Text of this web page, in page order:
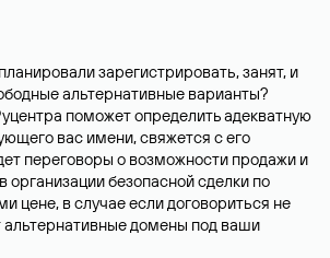
зарегистрировать, занят, и
альтернативные варианты?
поможет определить адекватную
вас имени, свяжется с его
переговоры о возможности продажи и
организации безопасной сделки по
цене, в случае если договориться не
альтернативные домены под ваши